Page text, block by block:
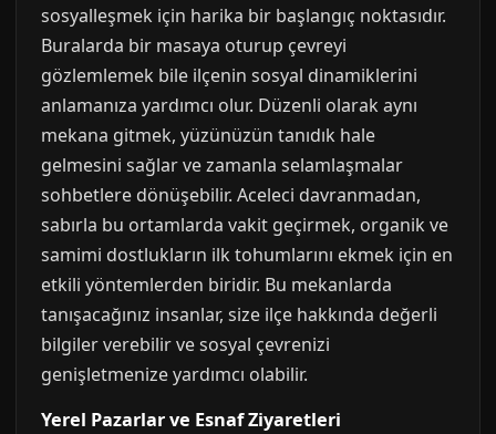
sosyalleşmek için harika bir başlangıç noktasıdır.
Buralarda bir masaya oturup çevreyi
gözlemlemek bile ilçenin sosyal dinamiklerini
anlamanıza yardımcı olur. Düzenli olarak aynı
mekana gitmek, yüzünüzün tanıdık hale
gelmesini sağlar ve zamanla selamlaşmalar
sohbetlere dönüşebilir. Aceleci davranmadan,
sabırla bu ortamlarda vakit geçirmek, organik ve
samimi dostlukların ilk tohumlarını ekmek için en
etkili yöntemlerden biridir. Bu mekanlarda
tanışacağınız insanlar, size ilçe hakkında değerli
bilgiler verebilir ve sosyal çevrenizi
genişletmenize yardımcı olabilir.
Yerel Pazarlar ve Esnaf Ziyaretleri